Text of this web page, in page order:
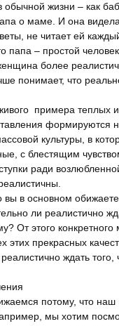
обычной жизни – как
о маме. И она
не читает ей
папа – простой
более
понимает, что
примера теплых и
формируются
культуры, в
с блестящим
ради
вы в основном
ли реалистично
От этого
этих прекрасных
ждать того,
потому, что наш
мы хотим